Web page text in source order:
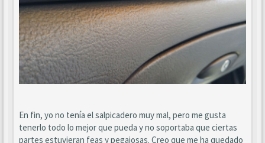
En fin, yo no tenía el salpicadero muy mal, pero me gusta
tenerlo todo lo mejor que pueda y no soportaba que ciertas
partes estuvieran feas y pegajosas. Creo que me ha quedado